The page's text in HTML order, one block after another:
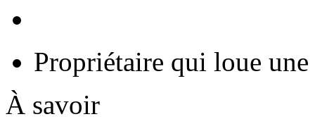
Propriétaire qui loue
À savoir